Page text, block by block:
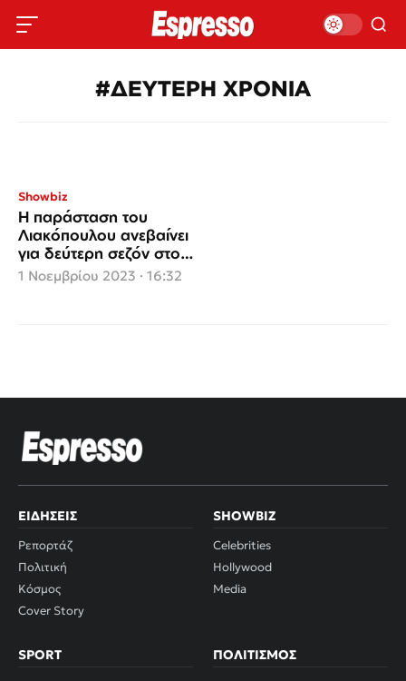
#ΔΕΥΤΕΡΗ ΧΡΟΝΙΑ
Showbiz
Η παράσταση του
Λιακόπουλου ανεβαίνει
για δεύτερη σεζόν στο
θέατρο «Αλκμήνη»
1 Νοεμβρίου 2023 · 16:32
ΕΙΔΉΣΕΙΣ
Ρεπορτάζ
Πολιτική
Κόσμος
Cover Story
SHOWBIZ
Celebrities
Hollywood
Media
SPORT ΠΟΛΙΤΙΣΜΌΣ